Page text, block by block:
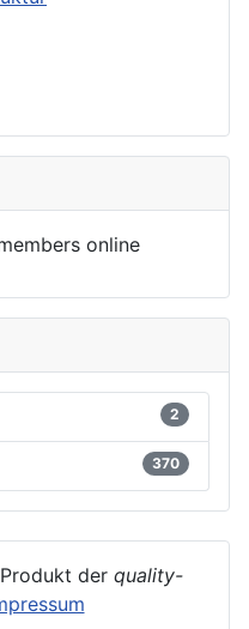
online
2
370
der quality-